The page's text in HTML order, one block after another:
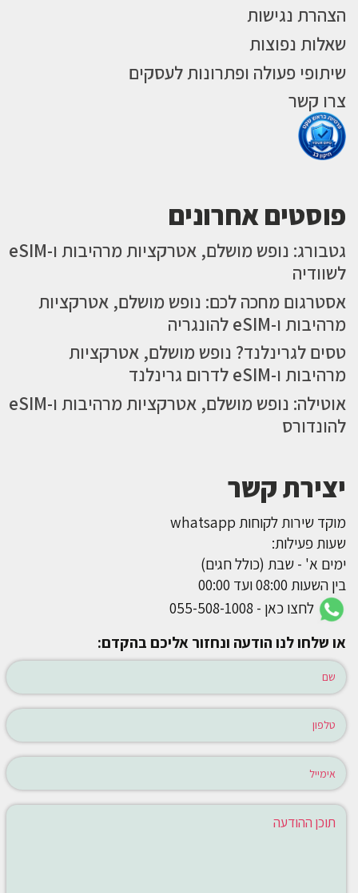
הצהרת נגישות
שאלות נפוצות
שיתופי פעולה ופתרונות לעסקים
צרו קשר
פוסטים אחרונים
גטבורג: נופש מושלם, אטרקציות מרהיבות ו-eSIM
לשוודיה
אסטרגום מחכה לכם: נופש מושלם, אטרקציות
מרהיבות ו-eSIM להונגריה
טסים לגרינלנד? נופש מושלם, אטרקציות
מרהיבות ו-eSIM לדרום גרינלנד
אוטילה: נופש מושלם, אטרקציות מרהיבות ו-eSIM
להונדורס
יצירת קשר
מוקד שירות לקוחות whatsapp
שעות פעילות:
ימים א' - שבת (כולל חגים)
בין השעות 08:00 ועד 00:00
לחצו כאן - 055-508-1008
או שלחו לנו הודעה ונחזור אליכם בהקדם: